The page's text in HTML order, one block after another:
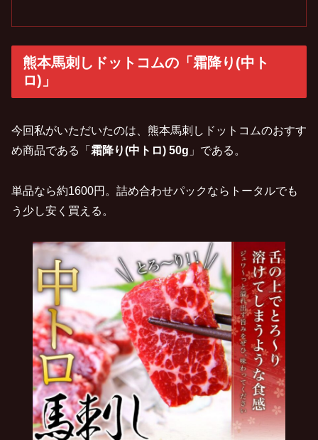
熊本馬刺しドットコムの「霜降り(中ト
ロ)」
今回私がいただいたのは、熊本馬刺しドットコムのおすす
め商品である「 霜降り(中トロ) 50g 」である。
単品なら約1600円。詰め合わせパックならトータルでも
う少し安く買える。